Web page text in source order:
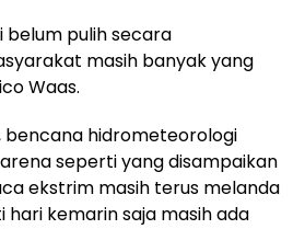
belum pulih secara
masih banyak yang
Waas.
bencana hidrometeorologi
seperti yang disampaikan
ekstrim masih terus melanda
hari kemarin saja masih ada